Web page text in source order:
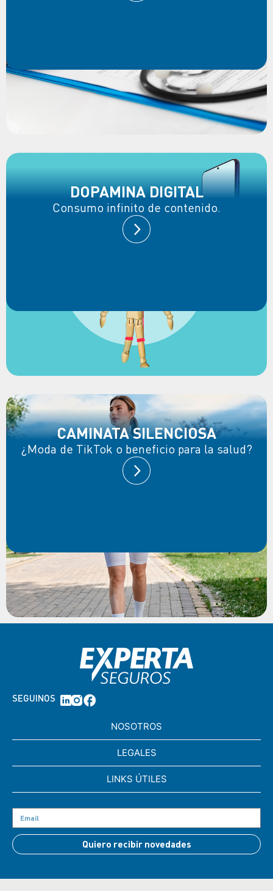
DOPAMINA DIGITAL
Consumo infinito de contenido.
CAMINATA SILENCIOSA
¿Moda de TikTok o beneficio para la salud?
SEGUINOS
NOSOTROS
LEGALES
LINKS ÚTILES
Quiero recibir novedades